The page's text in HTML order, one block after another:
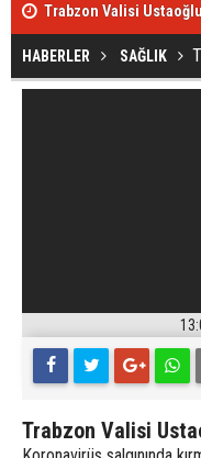
Trabzon Valisi
HABERLER SAĞLIK
Trabzon Valisi